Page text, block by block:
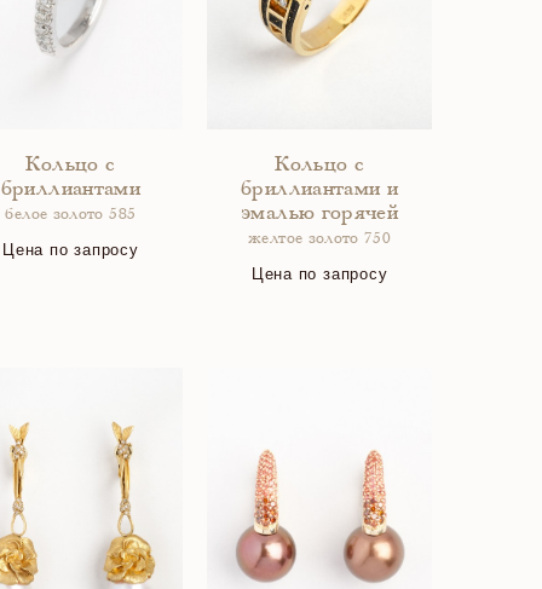
Кольцо с
бриллиантами
белое золото 585
Цена по запросу
Кольцо с
бриллиантами и
эмалью горячей
желтое золото 750
Цена по запросу